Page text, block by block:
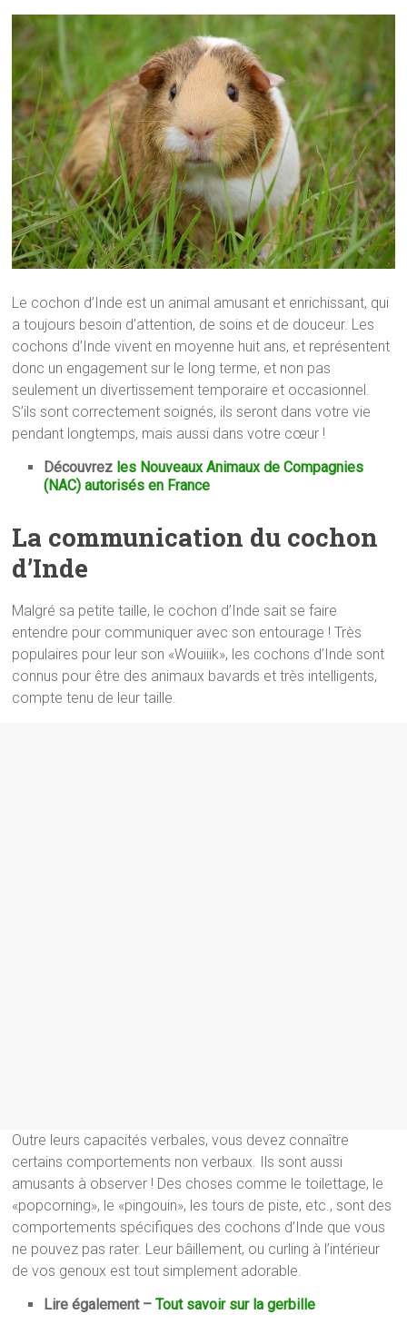
Le cochon d’Inde est un animal amusant et enrichissant, qui
a toujours besoin d’attention, de soins et de douceur. Les
cochons d’Inde vivent en moyenne huit ans, et représentent
donc un engagement sur le long terme, et non pas
seulement un divertissement temporaire et occasionnel.
S’ils sont correctement soignés, ils seront dans votre vie
pendant longtemps, mais aussi dans votre cœur !
Découvrez les Nouveaux Animaux de Compagnies
(NAC) autorisés en France
La communication du cochon
d’Inde
Malgré sa petite taille, le cochon d’Inde sait se faire
entendre pour communiquer avec son entourage ! Très
populaires pour leur son «Wouiiik», les cochons d’Inde sont
connus pour être des animaux bavards et très intelligents,
compte tenu de leur taille.
Outre leurs capacités verbales, vous devez connaître
certains comportements non verbaux. Ils sont aussi
amusants à observer ! Des choses comme le toilettage, le
«popcorning», le «pingouin», les tours de piste, etc., sont des
comportements spécifiques des cochons d’Inde que vous
ne pouvez pas rater. Leur bâillement, ou curling à l’intérieur
de vos genoux est tout simplement adorable.
Lire également –Tout savoir sur la gerbille